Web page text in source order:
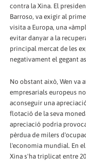
contra la Xina. El
Barroso, va exigir al
visita a Europa, una
evitar danyar a la
principal mercat de les
negativament el gegant
No obstant això, Wen va
empresarials europeus
aconseguir una
flotació de la seva
apreciació podria
pèrdua de milers
l'economia mundial. En
Xina s'ha triplicat entre